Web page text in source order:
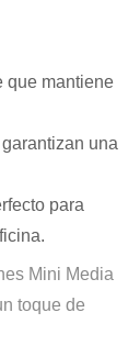
que mantiene
una
para
Mini Media
toque de